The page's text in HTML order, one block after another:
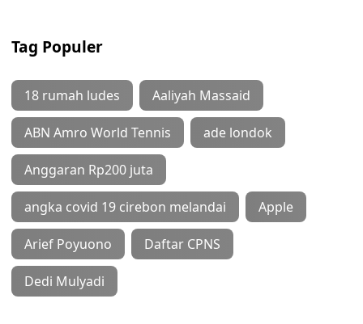
Tag Populer
18 rumah ludes Aaliyah Massaid
ABN Amro World Tennis ade londok
Anggaran Rp200 juta
angka covid 19 cirebon melandai Apple
Arief Poyuono Daftar CPNS
Dedi Mulyadi